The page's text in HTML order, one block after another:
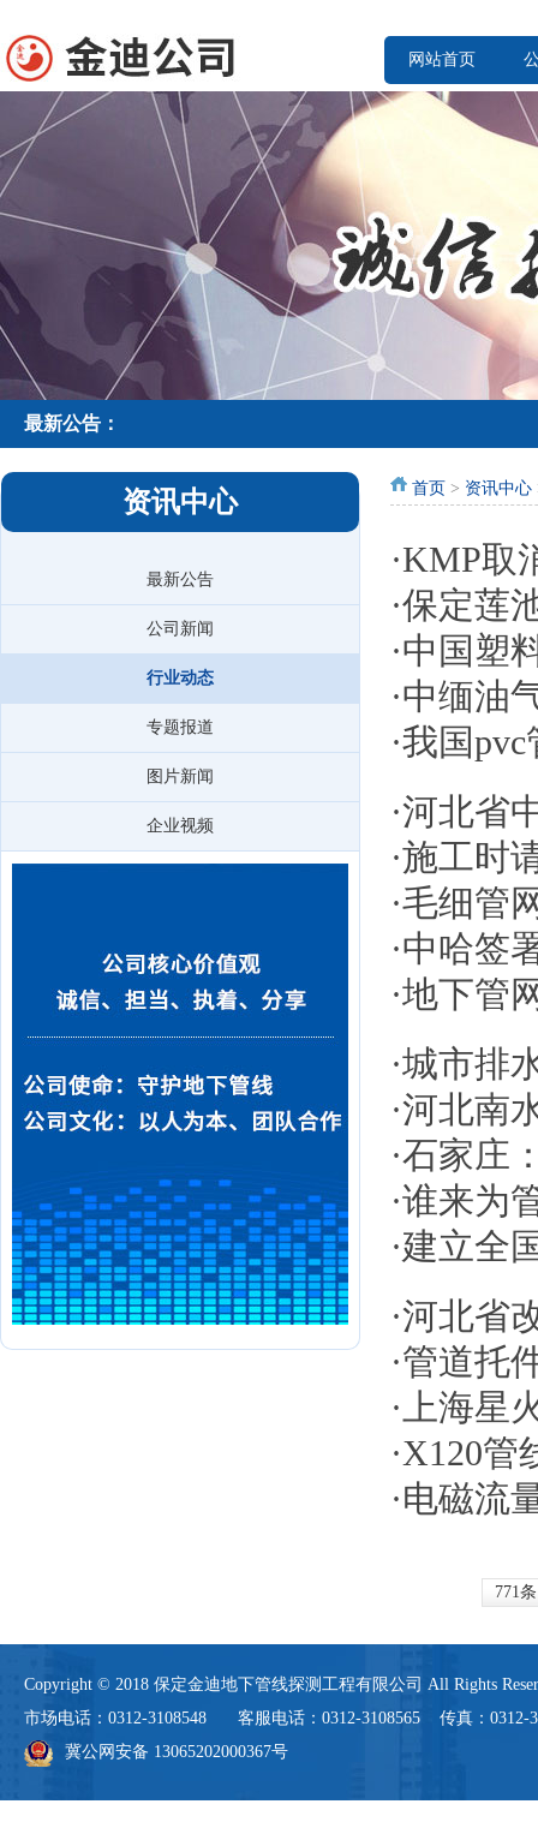
网站首页
最新公告：
资讯中心
最新公告
公司新闻
行业动态
专题报道
图片新闻
企业视频
首页 > 资讯中心
·KMP取
·保定莲
·中国塑
·中缅油
·我国
·河北省
·施工时
·毛细管
·中哈签
·地下管
·城市排
·河北南
·石家庄
·谁来为
·建立全
·河北省
·管道托
· 上海星
·X120管
·电磁流
771条
Copyright © 2018 保定金迪地下管线探测工程有限公司 All Rights
市场电话：0312-3108548 客服电话：0312-3108565 传真：
冀公网安备 13065202000367号